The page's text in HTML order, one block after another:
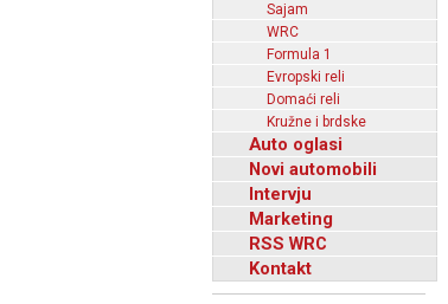
Sajam
WRC
Formula 1
Evropski reli
Domaći reli
Kružne i brdske
Auto oglasi
Novi automobili
Intervju
Marketing
RSS WRC
Kontakt